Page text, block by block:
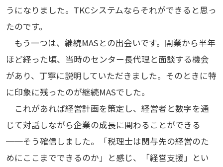
うになりました。TKCシステムならそれができると思っ
たのです。
もう一つは、継続MASとの出会いです。開業から半年
ほど経った頃、当時のセンター長代理と面談する機会
があり、丁寧に説明していただきました。そのときに特
に印象に残ったのが継続MASでした。
これがあれば経営計画を策定し、経営者と数字を通
じて対話しながら企業の成長に関わることができる
──そう確信しました。「税理士は関与先の経営のた
めにここまでできるのか」と感じ、「経営支援」とい